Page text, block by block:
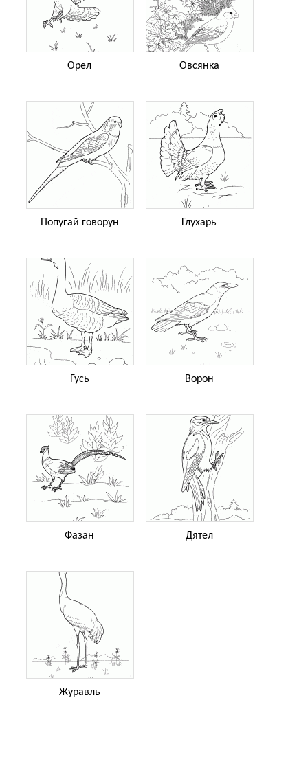
Орел Овсянка
Попугай говорун Глухарь
Гусь Ворон
Фазан Дятел
Журавль